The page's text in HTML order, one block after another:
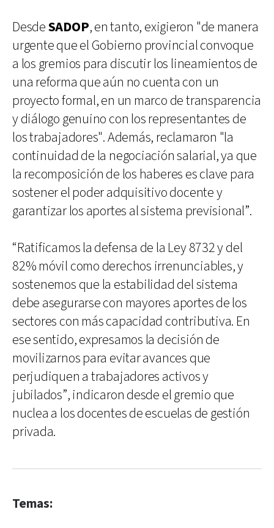
DesdeSADOP, en tanto, exigieron "de manera
urgente que el Gobierno provincial convoque
a los gremios para discutir los lineamientos de
una reforma que aún no cuenta con un
proyecto formal, en un marco de transparencia
y diálogo genuino con los representantes de
los trabajadores". Además, reclamaron "la
continuidad de la negociación salarial, ya que
la recomposición de los haberes es clave para
sostener el poder adquisitivo docente y
garantizar los aportes al sistema previsional”.
“Ratificamos la defensa de la Ley 8732 y del
82% móvil como derechos irrenunciables, y
sostenemos que la estabilidad del sistema
debe asegurarse con mayores aportes de los
sectores con más capacidad contributiva. En
ese sentido, expresamos la decisión de
movilizarnos para evitar avances que
perjudiquen a trabajadores activos y
jubilados”, indicaron desde el gremio que
nuclea a los docentes de escuelas de gestión
privada.
Temas: